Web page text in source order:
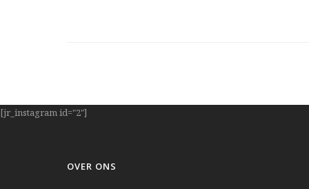
[jr_instagram id="2"]
OVER ONS